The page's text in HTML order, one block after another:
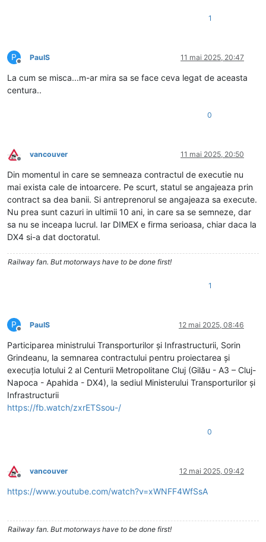
1
P
Deconectat
PaulS 11 mai 2025, 20:47
La cum se misca...m-ar mira sa se face ceva legat de aceasta
centura..
0
Deconectat
vancouver 11 mai 2025, 20:50
Din momentul in care se semneaza contractul de executie nu
mai exista cale de intoarcere. Pe scurt, statul se angajeaza prin
contract sa dea banii. Si antreprenorul se angajeaza sa execute.
Nu prea sunt cazuri in ultimii 10 ani, in care sa se semneze, dar
sa nu se inceapa lucrul. Iar DIMEX e firma serioasa, chiar daca la
DX4 si-a dat doctoratul.
Railway fan. But motorways have to be done first!
1
P
Deconectat
PaulS 12 mai 2025, 08:46
Participarea ministrului Transporturilor și Infrastructurii, Sorin
Grindeanu, la semnarea contractului pentru proiectarea și
execuția lotului 2 al Centurii Metropolitane Cluj (Gilău - A3 – Cluj-
Napoca - Apahida - DX4), la sediul Ministerului Transporturilor și
Infrastructurii
https://fb.watch/zxrETSsou-/
0
Deconectat
vancouver 12 mai 2025, 09:42
https://www.youtube.com/watch?v=xWNFF4WfSsA
Railway fan. But motorways have to be done first!